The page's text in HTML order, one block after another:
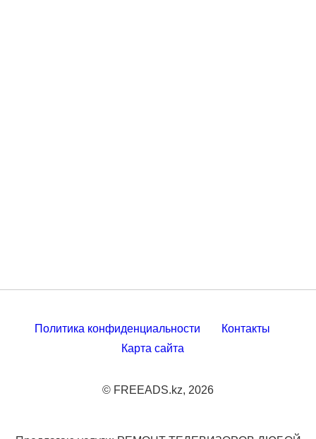
Политика конфиденциальности
Контакты
Карта сайта
© FREEADS.kz, 2026